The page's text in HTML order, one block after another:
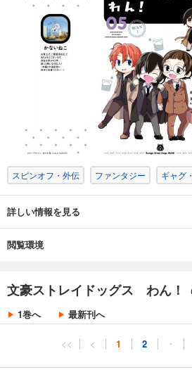
スピンオフ・外伝 ファンタジー ギャグ
詳しい情報を見る
閲覧環境
文豪ストレイドッグス わん！
1巻へ 最新刊へ
<< < 1 2 ・